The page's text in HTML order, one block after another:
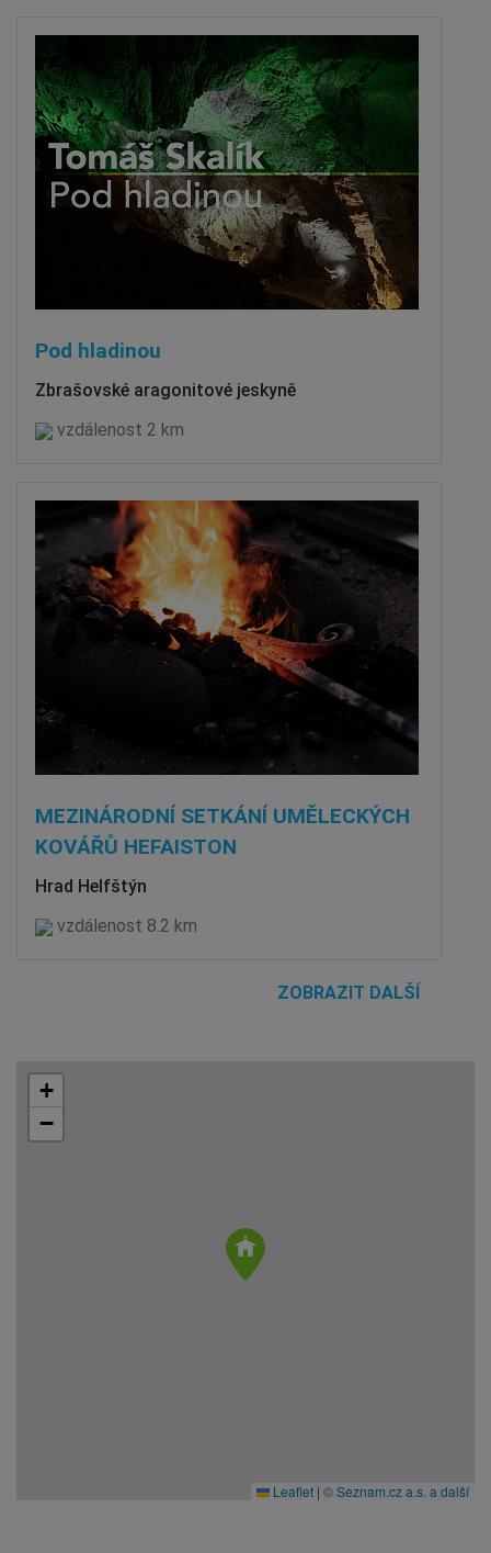
Pod hladinou
Zbrašovské aragonitové jeskyně
vzdálenost 2 km
MEZINÁRODNÍ SETKÁNÍ UMĚLECKÝCH
KOVÁŘŮ HEFAISTON
Hrad Helfštýn
vzdálenost 8.2 km
ZOBRAZIT DALŠÍ
+
−
Leaflet | © Seznam.cz a.s. a další